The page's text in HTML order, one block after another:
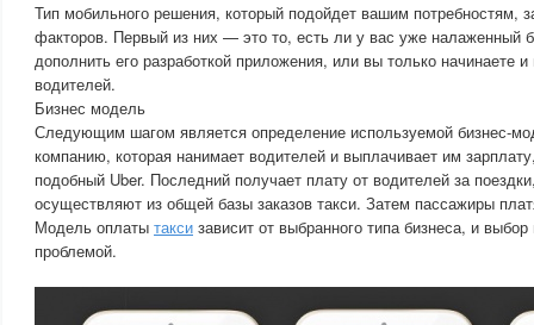
Тип мобильного решения, который подойдет вашим потребностям,
факторов. Первый из них — это то, есть ли у вас уже налаженный
дополнить его разработкой приложения, или вы только начинаете
водителей.
Бизнес модель
Следующим шагом является определение используемой бизнес-
компанию, которая нанимает водителей и выплачивает им
подобный Uber. Последний получает плату от водителей за
осуществляют из общей базы заказов такси. Затем пассажиры
Модель оплаты такси зависит от выбранного типа бизнеса, и
проблемой.